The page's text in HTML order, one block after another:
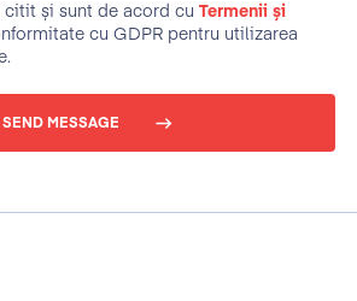
citit și sunt de acord cu Termenii și
cu GDPR pentru utilizarea
SEND MESSAGE